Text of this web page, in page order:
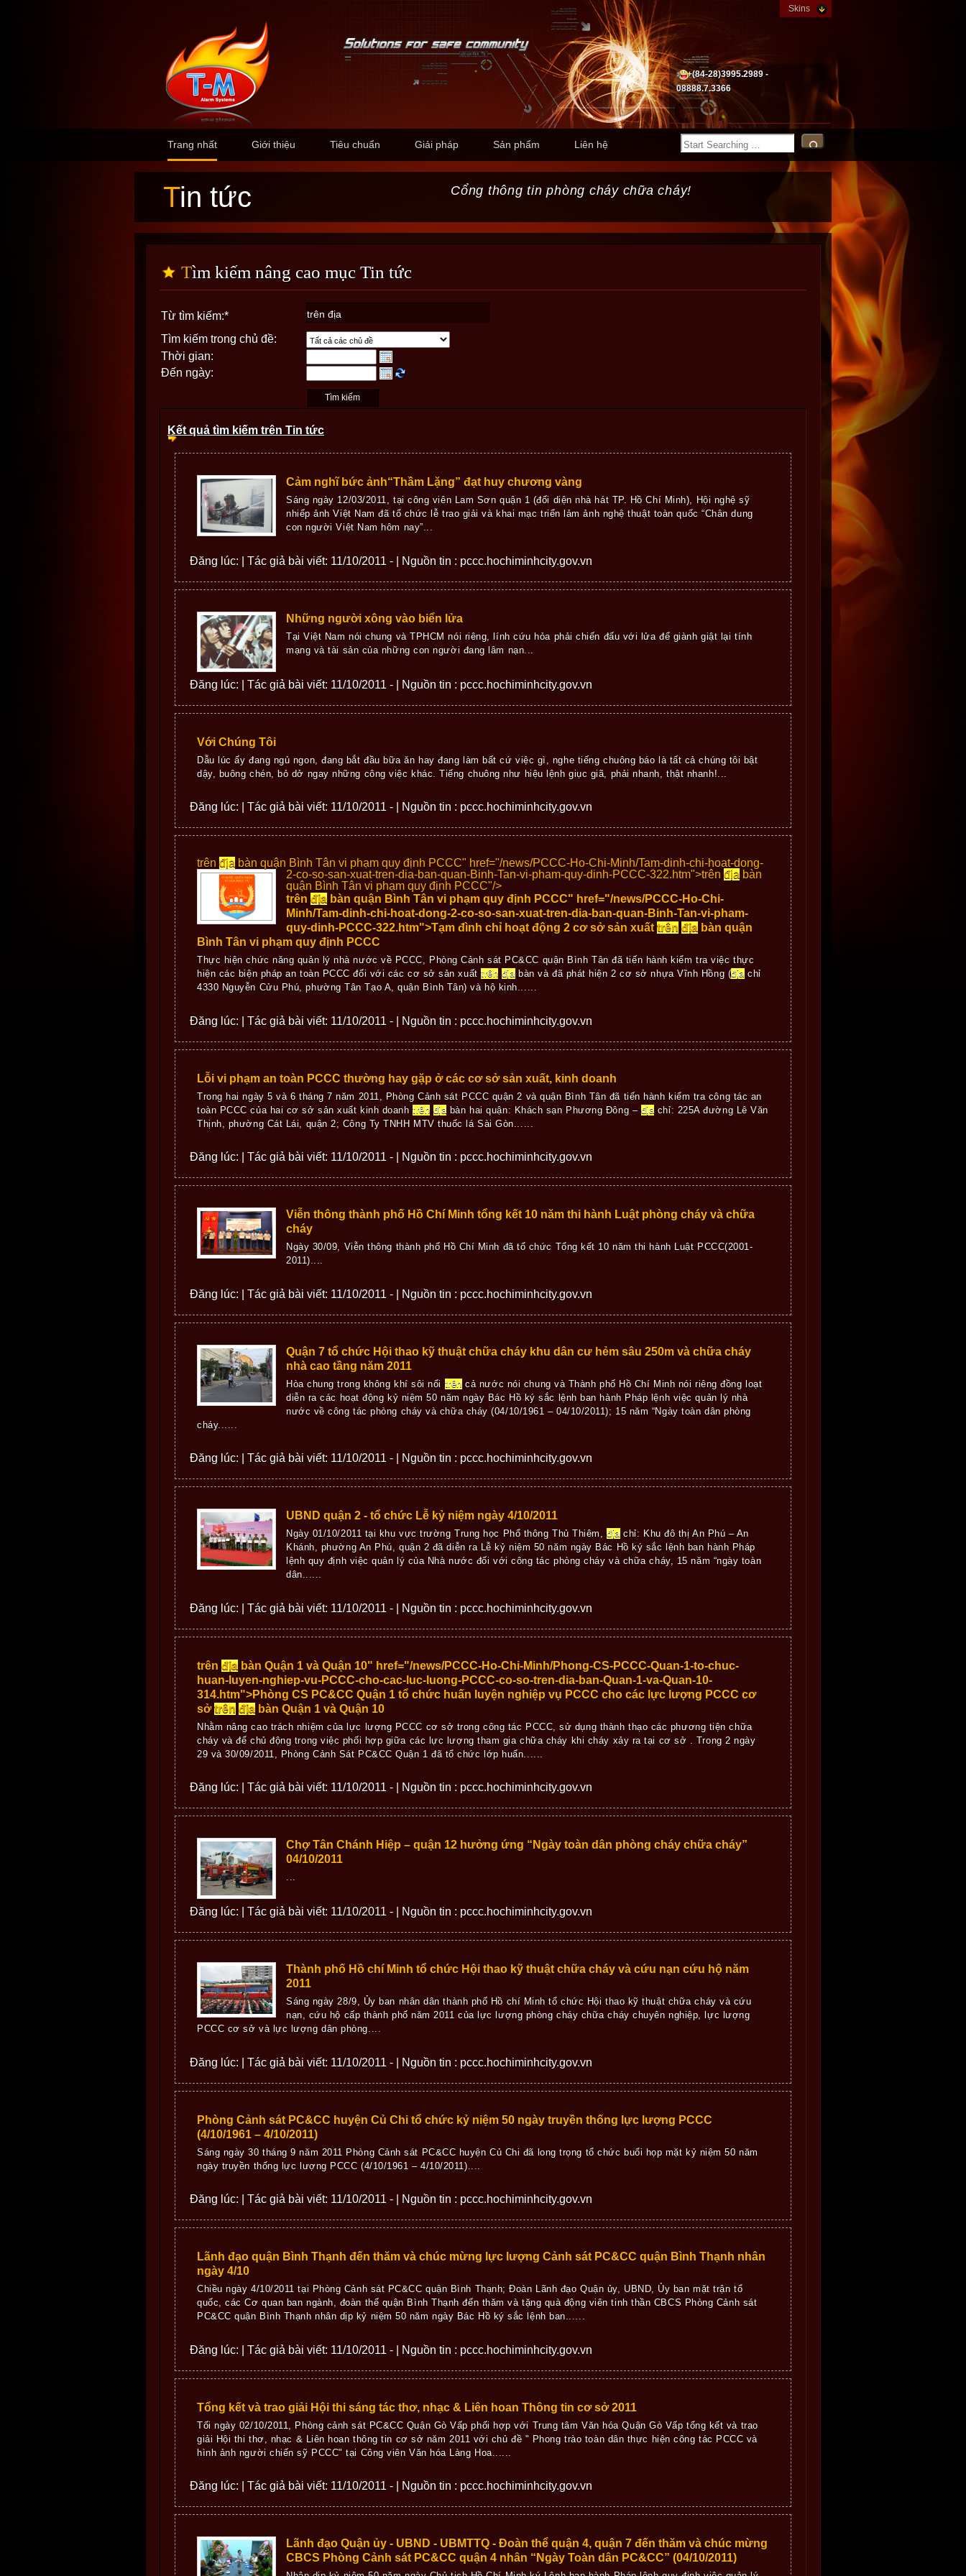
Skins
+(84-28)3995.2989 -
08888.7.3366
Trang nhất Giới thiệu Tiêu chuẩn Giải pháp Sản phẩm Liên hệ
Tin tức Cổng thông tin phòng cháy chữa cháy!
Tìm kiếm nâng cao mục Tin tức
Từ tìm kiếm:*
Tìm kiếm trong chủ đề:
Thời gian:
Đến ngày:
Kết quả tìm kiếm trên Tin tức
Cảm nghĩ bức ảnh“Thầm Lặng” đạt huy chương vàng
Sáng ngày 12/03/2011, tại công viên Lam Sơn quận 1 (đối diện nhà hát TP. Hồ Chí Minh), Hội nghệ sỹ
nhiếp ảnh Việt Nam đã tổ chức lễ trao giải và khai mạc triển lảm ảnh nghệ thuật toàn quốc “Chân dung
con người Việt Nam hôm nay”...
Đăng lúc: | Tác giả bài viết: 11/10/2011 - | Nguồn tin : pccc.hochiminhcity.gov.vn
Những người xông vào biển lửa
Tại Việt Nam nói chung và TPHCM nói riêng, lính cứu hỏa phải chiến đấu với lửa để giành giật lại tính
mạng và tài sản của những con người đang lâm nạn...
Đăng lúc: | Tác giả bài viết: 11/10/2011 - | Nguồn tin : pccc.hochiminhcity.gov.vn
Với Chúng Tôi
Dẫu lúc ấy đang ngủ ngon, đang bắt đầu bữa ăn hay đang làm bất cứ việc gì, nghe tiếng chuông báo là tất cả chúng tôi bật
dậy, buông chén, bỏ dở ngay những công việc khác. Tiếng chuông như hiệu lệnh giục giã, phải nhanh, thật nhanh!...
Đăng lúc: | Tác giả bài viết: 11/10/2011 - | Nguồn tin : pccc.hochiminhcity.gov.vn
trên địa bàn quận Bình Tân vi phạm quy định PCCC" href="/news/PCCC-Ho-Chi-Minh/Tam-dinh-chi-hoat-dong-
2-co-so-san-xuat-tren-dia-ban-quan-Binh-Tan-vi-pham-quy-dinh-PCCC-322.htm">trên địa bàn
quận Bình Tân vi phạm quy định PCCC"/>
trên địa bàn quận Bình Tân vi phạm quy định PCCC" href="/news/PCCC-Ho-Chi-
Minh/Tam-dinh-chi-hoat-dong-2-co-so-san-xuat-tren-dia-ban-quan-Binh-Tan-vi-pham-
quy-dinh-PCCC-322.htm">Tạm đình chỉ hoạt động 2 cơ sở sản xuất trên địa bàn quận
Bình Tân vi phạm quy định PCCC
Thực hiện chức năng quản lý nhà nước về PCCC, Phòng Cảnh sát PC&CC quận Bình Tân đã tiến hành kiểm tra việc thực
hiện các biện pháp an toàn PCCC đối với các cơ sở sản xuấttrên địabàn và đã phát hiện 2 cơ sở nhựa Vĩnh Hồng (địachỉ
4330 Nguyễn Cửu Phú, phường Tân Tạo A, quận Bình Tân) và hộ kinh......
Đăng lúc: | Tác giả bài viết: 11/10/2011 - | Nguồn tin : pccc.hochiminhcity.gov.vn
Lỗi vi phạm an toàn PCCC thường hay gặp ở các cơ sở sản xuất, kinh doanh
Trong hai ngày 5 và 6 tháng 7 năm 2011, Phòng Cảnh sát PCCC quận 2 và quận Bình Tân đã tiến hành kiểm tra công tác an
toàn PCCC của hai cơ sở sản xuất kinh doanhtrên địa bàn hai quận: Khách sạn Phương Đông – địa chỉ: 225A đường Lê Văn
Thịnh, phường Cát Lái, quận 2; Công Ty TNHH MTV thuốc lá Sài Gòn......
Đăng lúc: | Tác giả bài viết: 11/10/2011 - | Nguồn tin : pccc.hochiminhcity.gov.vn
Viễn thông thành phố Hồ Chí Minh tổng kết 10 năm thi hành Luật phòng cháy và chữa
cháy
Ngày 30/09, Viễn thông thành phố Hồ Chí Minh đã tổ chức Tổng kết 10 năm thi hành Luật PCCC(2001-
2011)....
Đăng lúc: | Tác giả bài viết: 11/10/2011 - | Nguồn tin : pccc.hochiminhcity.gov.vn
Quận 7 tổ chức Hội thao kỹ thuật chữa cháy khu dân cư hẻm sâu 250m và chữa cháy
nhà cao tầng năm 2011
Hòa chung trong không khí sôi nổi trên cả nước nói chung và Thành phố Hồ Chí Minh nói riêng đồng loạt
diễn ra các hoạt động kỷ niệm 50 năm ngày Bác Hồ ký sắc lệnh ban hành Pháp lệnh việc quản lý nhà
nước về công tác phòng cháy và chữa cháy (04/10/1961 – 04/10/2011); 15 năm “Ngày toàn dân phòng
cháy......
Đăng lúc: | Tác giả bài viết: 11/10/2011 - | Nguồn tin : pccc.hochiminhcity.gov.vn
UBND quận 2 - tổ chức Lễ kỷ niệm ngày 4/10/2011
Ngày 01/10/2011 tại khu vực trường Trung học Phổ thông Thủ Thiêm,địachỉ: Khu đô thị An Phú – An
Khánh, phường An Phú, quận 2 đã diễn ra Lễ kỷ niệm 50 năm ngày Bác Hồ ký sắc lệnh ban hành Pháp
lệnh quy định việc quản lý của Nhà nước đối với công tác phòng cháy và chữa cháy, 15 năm “ngày toàn
dân......
Đăng lúc: | Tác giả bài viết: 11/10/2011 - | Nguồn tin : pccc.hochiminhcity.gov.vn
trên địa bàn Quận 1 và Quận 10" href="/news/PCCC-Ho-Chi-Minh/Phong-CS-PCCC-Quan-1-to-chuc-
huan-luyen-nghiep-vu-PCCC-cho-cac-luc-luong-PCCC-co-so-tren-dia-ban-Quan-1-va-Quan-10-
314.htm">Phòng CS PC&CC Quận 1 tổ chức huấn luyện nghiệp vụ PCCC cho các lực lượng PCCC cơ
sởtrên địa bàn Quận 1 và Quận 10
Nhằm nâng cao trách nhiệm của lực lượng PCCC cơ sở trong công tác PCCC, sử dụng thành thạo các phương tiện chữa
cháy và để chủ động trong việc phối hợp giữa các lực lượng tham gia chữa cháy khi cháy xảy ra tại cơ sở . Trong 2 ngày
29 và 30/09/2011, Phòng Cảnh Sát PC&CC Quận 1 đã tổ chức lớp huấn......
Đăng lúc: | Tác giả bài viết: 11/10/2011 - | Nguồn tin : pccc.hochiminhcity.gov.vn
Chợ Tân Chánh Hiệp – quận 12 hưởng ứng “Ngày toàn dân phòng cháy chữa cháy”
04/10/2011
...
Đăng lúc: | Tác giả bài viết: 11/10/2011 - | Nguồn tin : pccc.hochiminhcity.gov.vn
Thành phố Hồ chí Minh tổ chức Hội thao kỹ thuật chữa cháy và cứu nạn cứu hộ năm
2011
Sáng ngày 28/9, Ủy ban nhân dân thành phố Hồ chí Minh tổ chức Hội thao kỹ thuật chữa cháy và cứu
nạn, cứu hộ cấp thành phố năm 2011 của lực lượng phòng cháy chữa cháy chuyên nghiệp, lực lượng
PCCC cơ sở và lực lượng dân phòng....
Đăng lúc: | Tác giả bài viết: 11/10/2011 - | Nguồn tin : pccc.hochiminhcity.gov.vn
Phòng Cảnh sát PC&CC huyện Củ Chi tổ chức kỷ niệm 50 ngày truyền thống lực lượng PCCC
(4/10/1961 – 4/10/2011)
Sáng ngày 30 tháng 9 năm 2011 Phòng Cảnh sát PC&CC huyện Củ Chi đã long trọng tổ chức buổi họp mặt kỷ niệm 50 năm
ngày truyền thống lực lượng PCCC (4/10/1961 – 4/10/2011)....
Đăng lúc: | Tác giả bài viết: 11/10/2011 - | Nguồn tin : pccc.hochiminhcity.gov.vn
Lãnh đạo quận Bình Thạnh đến thăm và chúc mừng lực lượng Cảnh sát PC&CC quận Bình Thạnh nhân
ngày 4/10
Chiều ngày 4/10/2011 tại Phòng Cảnh sát PC&CC quận Bình Thạnh; Đoàn Lãnh đạo Quận ủy, UBND, Ủy ban mặt trận tổ
quốc, các Cơ quan ban ngành, đoàn thể quận Bình Thạnh đến thăm và tặng quà động viên tinh thần CBCS Phòng Cảnh sát
PC&CC quận Bình Thạnh nhân dịp kỷ niệm 50 năm ngày Bác Hồ ký sắc lệnh ban......
Đăng lúc: | Tác giả bài viết: 11/10/2011 - | Nguồn tin : pccc.hochiminhcity.gov.vn
Tổng kết và trao giải Hội thi sáng tác thơ, nhạc & Liên hoan Thông tin cơ sở 2011
Tối ngày 02/10/2011, Phòng cảnh sát PC&CC Quận Gò Vấp phối hợp với Trung tâm Văn hóa Quận Gò Vấp tổng kết và trao
giải Hội thi thơ, nhạc & Liên hoan thông tin cơ sở năm 2011 với chủ đề " Phong trào toàn dân thực hiện công tác PCCC và
hình ảnh người chiến sỹ PCCC" tại Công viên Văn hóa Làng Hoa......
Đăng lúc: | Tác giả bài viết: 11/10/2011 - | Nguồn tin : pccc.hochiminhcity.gov.vn
Lãnh đạo Quận ủy - UBND - UBMTTQ - Đoàn thể quận 4, quận 7 đến thăm và chúc mừng
CBCS Phòng Cảnh sát PC&CC quận 4 nhân “Ngày Toàn dân PC&CC” (04/10/2011)